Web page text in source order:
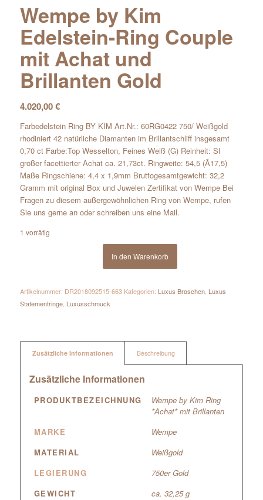
Wempe by Kim
Edelstein-Ring Couple
mit Achat und
Brillanten Gold
4.020,00€
Farbedelstein Ring BY KIM Art.Nr.: 60RG0422 750/ Weißgold
rhodiniert 42 natürliche Diamanten im Brillantschliff insgesamt
0,70 ct Farbe:Top Wesselton, Feines Weiß (G) Reinheit: SI
großer facettierter Achat ca. 21,73ct. Ringweite: 54,5 (Ã17,5)
Maße Ringschiene: 4,4 x 1,9mm Bruttogesamtgewicht: 32,2
Gramm mit original Box und Juwelen Zertifikat von Wempe Bei
Fragen zu diesem außergewöhnlichen Ring von Wempe, rufen
Sie uns gerne an oder schreiben uns eine Mail.
1 vorrätig
In den Warenkorb
Artikelnummer: DR2018092515-663 Kategorien: Luxus Broschen, Luxus
Statementringe, Luxusschmuck
Zusätzliche Informationen Beschreibung
Zusätzliche Informationen
PRODUKTBEZEICHNUNG
Wempe by Kim Ring
*Achat* mit Brillanten
MARKE
Wempe
MATERIAL
Weißgold
LEGIERUNG
750er Gold
GEWICHT
ca. 32,25 g